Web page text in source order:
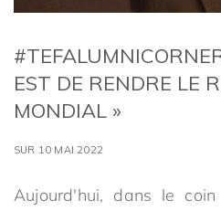
EST DE RENDRE LE
MONDIAL »
SUR 10 MAI 2022
Aujourd'hui, dans le